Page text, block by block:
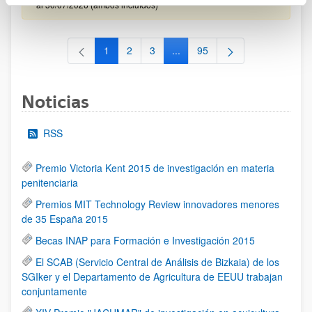
al 30/07/2026 (ambos incluídos)
Página
1 Página
2 Página
3 ...Páginas intermedias Use TAB
Página
95
Noticias
RSS
Premio Victoria Kent 2015 de investigación en materia
penitenciaria
Premios MIT Technology Review innovadores menores
de 35 España 2015
Becas INAP para Formación e Investigación 2015
El SCAB (Servicio Central de Análisis de Bizkaia) de los
SGIker y el Departamento de Agricultura de EEUU trabajan
conjuntamente